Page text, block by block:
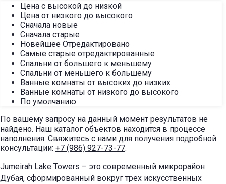
Цена с высокой до низкой
Цена от низкого до высокого
Сначала новые
Сначала старые
Новейшее Отредактировано
Самые старые отредактированные
Спальни от большего к меньшему
Спальни от меньшего к большему
Ванные комнаты от высоких до низких
Ванные комнаты от низкого до высокого
По умолчанию
По вашему запросу на данный момент результатов не
найдено. Наш каталог объектов находится в процессе
наполнения. Свяжитесь с нами для получения подробной
консультации: +7 (986) 927-73-77.
Jumeirah Lake Towers – это современный микрорайон
Дубая, сформированный вокруг трех искусственных